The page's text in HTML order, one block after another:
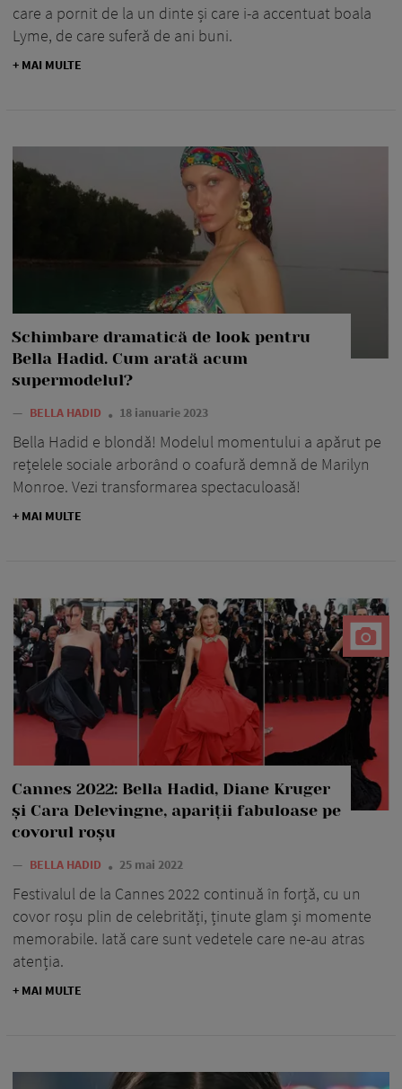
care a pornit de la un dinte și care i-a accentuat boala
Lyme, de care suferă de ani buni.
+ MAI MULTE
Schimbare dramatică de look pentru
Bella Hadid. Cum arată acum
supermodelul?
— BELLA HADID 18 ianuarie 2023
Bella Hadid e blondă! Modelul momentului a apărut pe
rețelele sociale arborând o coafură demnă de Marilyn
Monroe. Vezi transformarea spectaculoasă!
+ MAI MULTE
Cannes 2022: Bella Hadid, Diane Kruger
și Cara Delevingne, apariții fabuloase pe
covorul roșu
— BELLA HADID 25 mai 2022
Festivalul de la Cannes 2022 continuă în forță, cu un
covor roșu plin de celebrități, ținute glam și momente
memorabile. Iată care sunt vedetele care ne-au atras
atenția.
+ MAI MULTE